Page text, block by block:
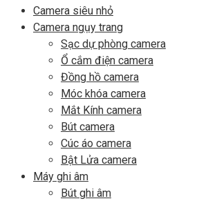
Camera siêu nhỏ
Camera ngụy trang
Sạc dự phòng camera
Ổ cắm điện camera
Đồng hồ camera
Móc khóa camera
Mắt Kính camera
Bút camera
Cúc áo camera
Bật Lửa camera
Máy ghi âm
Bút ghi âm